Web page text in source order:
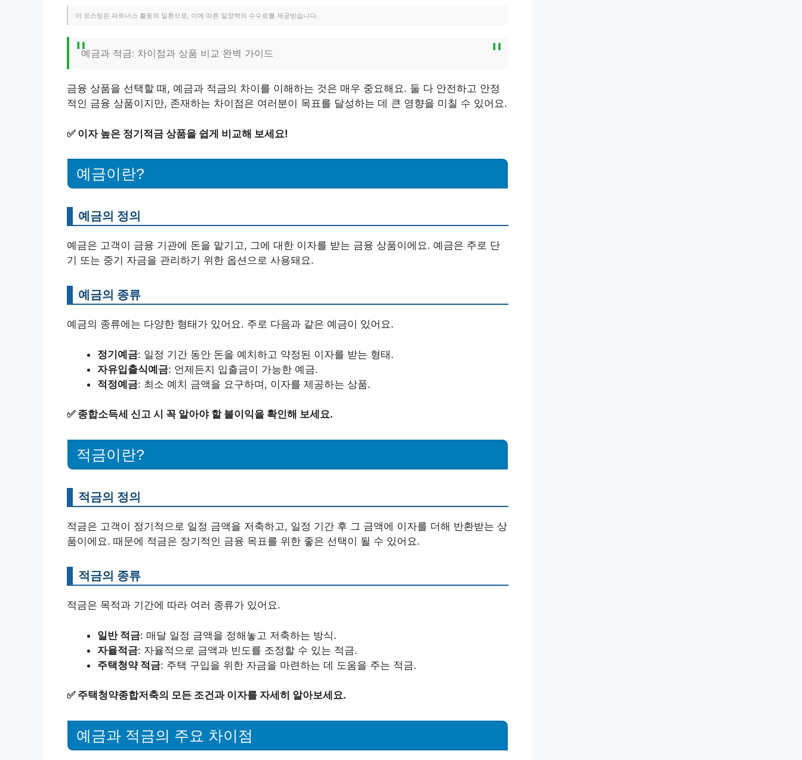
이 포스팅은 파트너스 활동의 일환으로, 이에 따른 일정액의 수수료를 제공받습니다.
예금과 적금: 차이점과 상품 비교 완벽 가이드
금융 상품을 선택할 때, 예금과 적금의 차이를 이해하는 것은 매우 중요해요. 둘 다 안전하고 안정
적인 금융 상품이지만, 존재하는 차이점은 여러분이 목표를 달성하는 데 큰 영향을 미칠 수 있어요.
✅ 이자 높은 정기적금 상품을 쉽게 비교해 보세요!
예금이란?
예금의 정의
예금은 고객이 금융 기관에 돈을 맡기고, 그에 대한 이자를 받는 금융 상품이에요. 예금은 주로 단
기 또는 중기 자금을 관리하기 위한 옵션으로 사용돼요.
예금의 종류
예금의 종류에는 다양한 형태가 있어요. 주로 다음과 같은 예금이 있어요.
정기예금: 일정 기간 동안 돈을 예치하고 약정된 이자를 받는 형태.
자유입출식예금: 언제든지 입출금이 가능한 예금.
적정예금: 최소 예치 금액을 요구하며, 이자를 제공하는 상품.
✅ 종합소득세 신고 시 꼭 알아야 할 불이익을 확인해 보세요.
적금이란?
적금의 정의
적금은 고객이 정기적으로 일정 금액을 저축하고, 일정 기간 후 그 금액에 이자를 더해 반환받는 상
품이에요. 때문에 적금은 장기적인 금융 목표를 위한 좋은 선택이 될 수 있어요.
적금의 종류
적금은 목적과 기간에 따라 여러 종류가 있어요.
일반 적금: 매달 일정 금액을 정해놓고 저축하는 방식.
자율적금: 자율적으로 금액과 빈도를 조정할 수 있는 적금.
주택청약 적금: 주택 구입을 위한 자금을 마련하는 데 도움을 주는 적금.
✅ 주택청약종합저축의 모든 조건과 이자를 자세히 알아보세요.
예금과 적금의 주요 차이점